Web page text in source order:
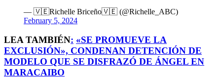
— 🇻🇪Richelle Briceño🇻🇪 (@Richelle_ABC)
February 5, 2024
LEA TAMBIÉN: «SE PROMUEVE LA
EXCLUSIÓN», CONDENAN DETENCIÓN DE
MODELO QUE SE DISFRAZÓ DE ÁNGEL EN
MARACAIBO